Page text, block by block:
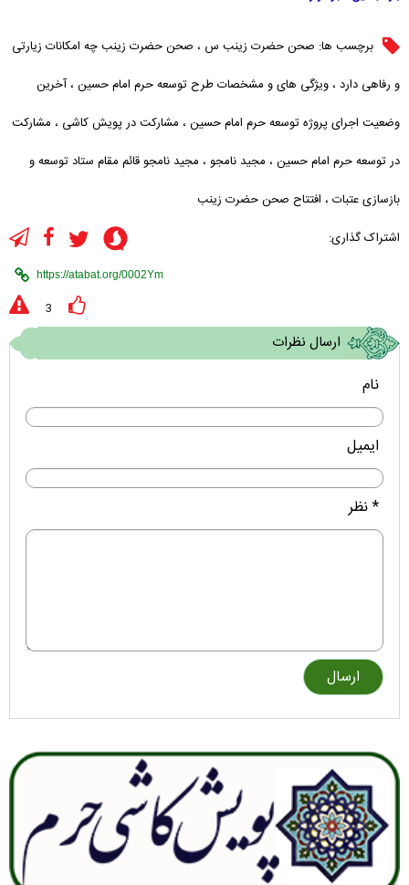
برچسب ها: صحن حضرت زینب س ، صحن حضرت زینب چه امکانات زیارتی
و رفاهی دارد ، ویژگی های و مشخصات طرح توسعه حرم امام حسین ، آخرین
وضعیت اجرای پروژه توسعه حرم امام حسین ، مشارکت در پویش کاشی ، مشارکت
در توسعه حرم امام حسین ، مجید نامجو ، مجید نامجو قائم مقام ستاد توسعه و
بازسازی عتبات ، افتتاح صحن حضرت زینب
اشتراک گذاری:
3
ارسال نظرات
نام
ایمیل
* نظر